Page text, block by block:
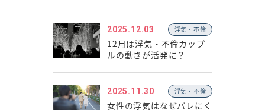
2025.12.03 浮気・不倫
12月は浮気・不倫カップ
ルの動きが活発に？
2025.11.30 浮気・不倫
女性の浮気はなぜバレにく